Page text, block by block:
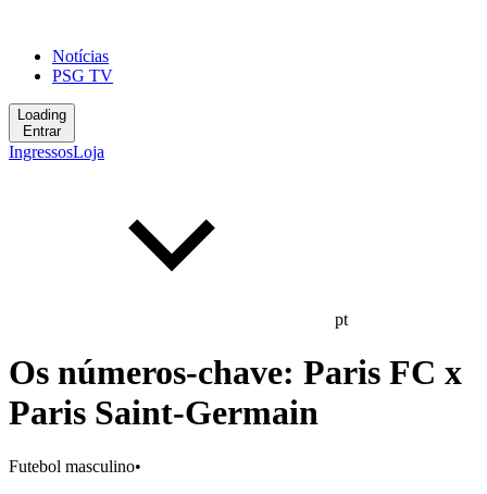
Notícias
PSG TV
Loading
Entrar
IngressosLoja
pt
Os números-chave: Paris FC x
Paris Saint-Germain
Futebol masculino•